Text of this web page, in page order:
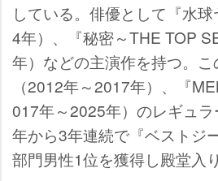
している。俳優として『水
4年）、『秘密～THE TOP
年）などの主演作を持つ。こ
（2012年～2017年）、『
017年～2025年）のレギュ
年から3年連続で『ベストジ
部門男性1位を獲得し殿堂入